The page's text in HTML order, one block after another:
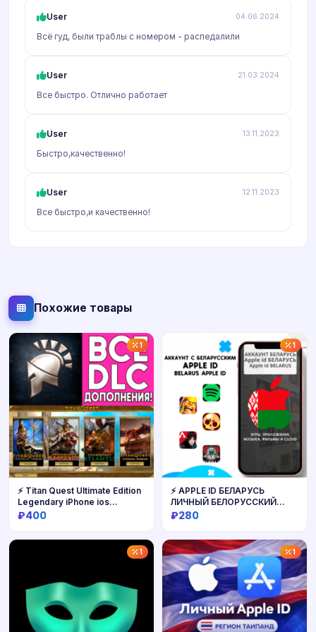
User 04.06.2024
Всё гуд, были траблы с номером - распедалили
User 21.03.2024
Все быстро. Отлично работает
User 13.11.2023
Быстро,качественно!
User 12.11.2023
Все быстро,и качественно!
Похожие товары
1
⚡ Titan Quest Ultimate Edition
Legendary iPhone ios
AppStore iPad
₽400
1
Купить
⚡ APPLE ID БЕЛАРУСЬ
ЛИЧНЫЙ БЕЛОРУССКИЙ
iPhone AppStore
₽280
1 1